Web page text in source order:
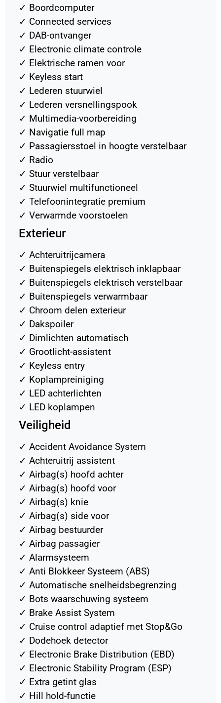
✓ Boordcomputer
✓ Connected services
✓ DAB-ontvanger
✓ Electronic climate controle
✓ Elektrische ramen voor
✓ Keyless start
✓ Lederen stuurwiel
✓ Lederen versnellingspook
✓ Multimedia-voorbereiding
✓ Navigatie full map
✓ Passagiersstoel in hoogte verstelbaar
✓ Radio
✓ Stuur verstelbaar
✓ Stuurwiel multifunctioneel
✓ Telefoonintegratie premium
✓ Verwarmde voorstoelen
Exterieur
✓ Achteruitrijcamera
✓ Buitenspiegels elektrisch inklapbaar
✓ Buitenspiegels elektrisch verstelbaar
✓ Buitenspiegels verwarmbaar
✓ Chroom delen exterieur
✓ Dakspoiler
✓ Dimlichten automatisch
✓ Grootlicht-assistent
✓ Keyless entry
✓ Koplampreiniging
✓ LED achterlichten
✓ LED koplampen
Veiligheid
✓ Accident Avoidance System
✓ Achteruitrij assistent
✓ Airbag(s) hoofd achter
✓ Airbag(s) hoofd voor
✓ Airbag(s) knie
✓ Airbag(s) side voor
✓ Airbag bestuurder
✓ Airbag passagier
✓ Alarmsysteem
✓ Anti Blokkeer Systeem (ABS)
✓ Automatische snelheidsbegrenzing
✓ Bots waarschuwing systeem
✓ Brake Assist System
✓ Cruise control adaptief met Stop&Go
✓ Dodehoek detector
✓ Electronic Brake Distribution (EBD)
✓ Electronic Stability Program (ESP)
✓ Extra getint glas
✓ Hill hold-functie